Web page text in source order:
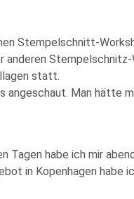
Stempelschnitt-
Stempelschnitz-
statt.
angeschaut. Man
habe ich mir
in Kopenhagen habe